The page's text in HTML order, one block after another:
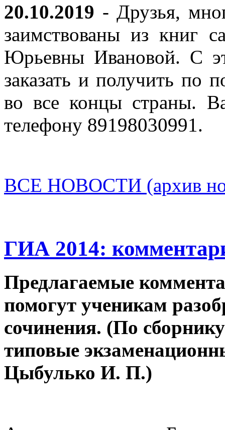
20.10.2019 - Друзья,
заимствованы из книг
Юрьевны Ивановой. С
заказать и получить по
во все концы страны.
телефону 89198030991.
ВСЕ НОВОСТИ (архив
ГИА 2014:
Предлагаемые
помогут ученикам
сочинения. (По
типовые
Цыбулько И. П.)